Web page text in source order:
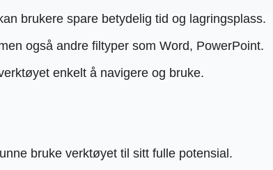
brukere spare betydelig tid og lagringsplass.
også andre filtyper som Word, PowerPoint.
enkelt å navigere og bruke.
bruke verktøyet til sitt fulle potensial.